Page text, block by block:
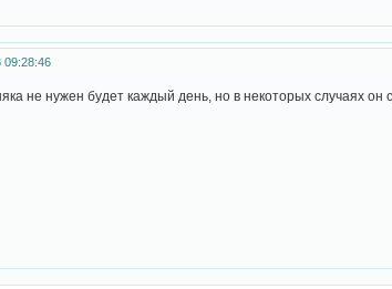
09:28:46
не нужен будет каждый день, но в некоторых случаях он